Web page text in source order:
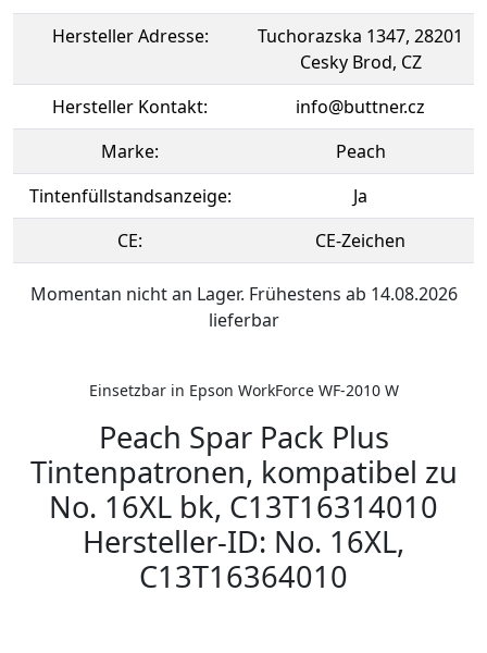
Hersteller Adresse:
Tuchorazska 1347, 28201
Cesky Brod, CZ
Hersteller Kontakt:
info@buttner.cz
Marke:
Peach
Tintenfüllstandsanzeige:
Ja
CE:
CE-Zeichen
Momentan nicht an Lager. Frühestens ab 14.08.2026
lieferbar
Einsetzbar in Epson WorkForce WF-2010 W
Peach Spar Pack Plus
Tintenpatronen, kompatibel zu
No. 16XL bk, C13T16314010
Hersteller-ID: No. 16XL,
C13T16364010